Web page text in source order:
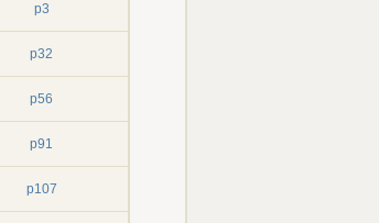
p3
p32
p56
p91
p107